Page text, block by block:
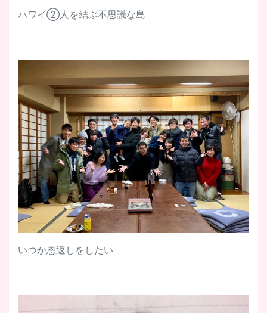
ハワイ②人を結ぶ不思議な島
いつか恩返しをしたい